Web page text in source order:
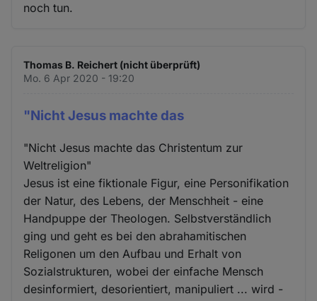
noch tun.
Thomas B. Reichert (nicht überprüft)
Mo. 6 Apr 2020 - 19:20
"Nicht Jesus machte das
"Nicht Jesus machte das Christentum zur
Weltreligion"
Jesus ist eine fiktionale Figur, eine Personifikation
der Natur, des Lebens, der Menschheit - eine
Handpuppe der Theologen. Selbstverständlich
ging und geht es bei den abrahamitischen
Religonen um den Aufbau und Erhalt von
Sozialstrukturen, wobei der einfache Mensch
desinformiert, desorientiert, manipuliert ... wird -